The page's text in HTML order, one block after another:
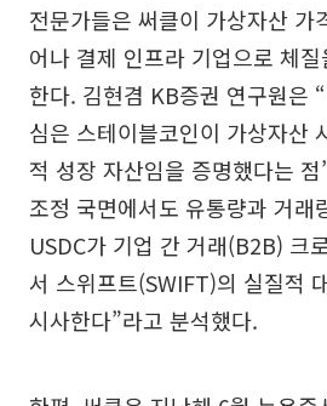
전문가들은 써클이 가상자산 가
어나 결제 인프라 기업으로 체
한다. 김현겸 KB증권 연구원은
심은 스테이블코인이 가상자산
적 성장 자산임을 증명했다는
조정 국면에서도 유통량과 거래
USDC가 기업 간 거래(B2B) 크
서 스위프트(SWIFT)의 실질적
시사한다”라고 분석했다.